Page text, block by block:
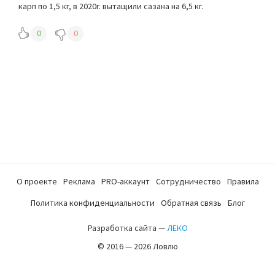
карп по 1,5 кг, в 2020г. вытащили сазана на 6,5 кг.
0 0
О проекте Реклама PRO-аккаунт Сотрудничество
Правила
Политика конфиденциальности
Обратная связь Блог
Разработка сайта —ЛЕКО
© 2016 — 2026 Ловлю